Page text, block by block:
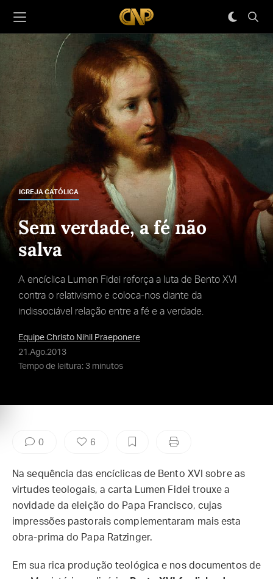
IGREJA CATÓLICA
Sem verdade, a fé não
salva
A encíclica Lumen Fidei reforça a luta de Bento XVI
contra o relativismo e coloca-nos diante da
indissociável relação entre a fé e a verdade.
Equipe Christo Nihil Praeponere
21.Ago.2013
Tempo de leitura: 3 minutos
0 6
Na sequência das encíclicas de Bento XVI sobre as
virtudes teologais, a carta Lumen Fidei trouxe a
novidade da eleição do Papa Francisco, cujas
impressões pastorais complementaram mais esta
obra-prima do Papa Ratzinger.
Em sua rica produção teológica e nos documentos de